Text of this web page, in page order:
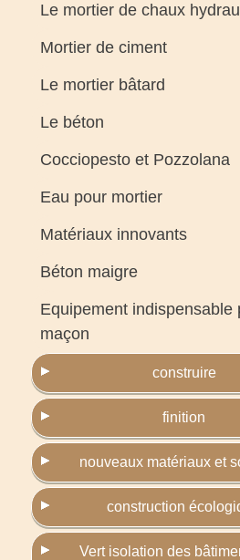
Le mortier de chaux
Mortier de ciment
Le mortier bâtard
Le béton
Cocciopesto et Pozzolana
Eau pour mortier
Matériaux innovants
Béton maigre
Equipement indispensable
maçon
construire
finition
nouveaux matériaux et
construction
Vert isolation des